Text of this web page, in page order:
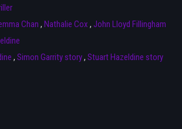
Chan , Nathalie Cox , John Lloyd Fillingham
, Simon Garrity story, Stuart Hazeldine story